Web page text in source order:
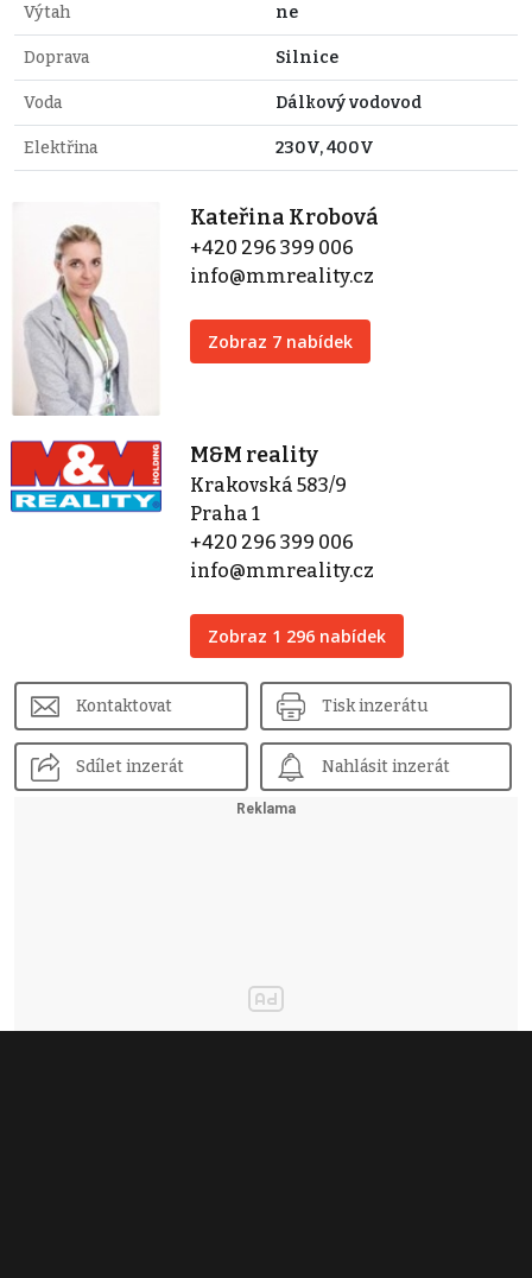
Výtah ne
Doprava Silnice
Voda Dálkový vodovod
Elektřina 230V, 400V
Kateřina Krobová
+420 296 399 006
info@mmreality.cz
Zobraz 7 nabídek
M&M reality
Krakovská 583/9
Praha 1
+420 296 399 006
info@mmreality.cz
Zobraz 1 296 nabídek
Kontaktovat Tisk inzerátu
Sdílet inzerát Nahlásit inzerát